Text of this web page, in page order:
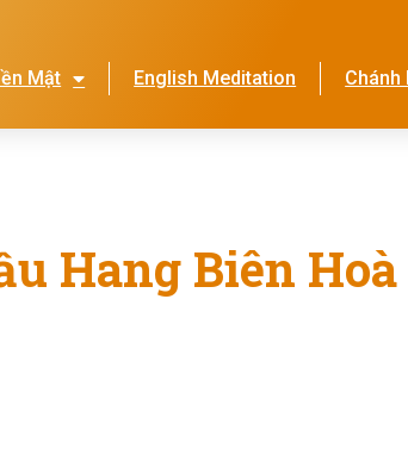
Mật English Meditation Chánh
Hang Biên Hoà